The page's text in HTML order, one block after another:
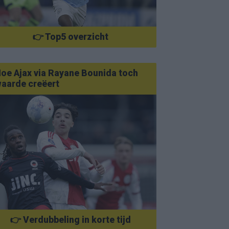
👉 Top5 overzicht
Ajax via Rayane Bounida toch
creëert
👉 Verdubbeling in korte tijd